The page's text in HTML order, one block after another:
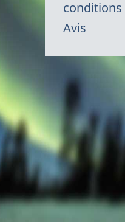
conditions
Avis